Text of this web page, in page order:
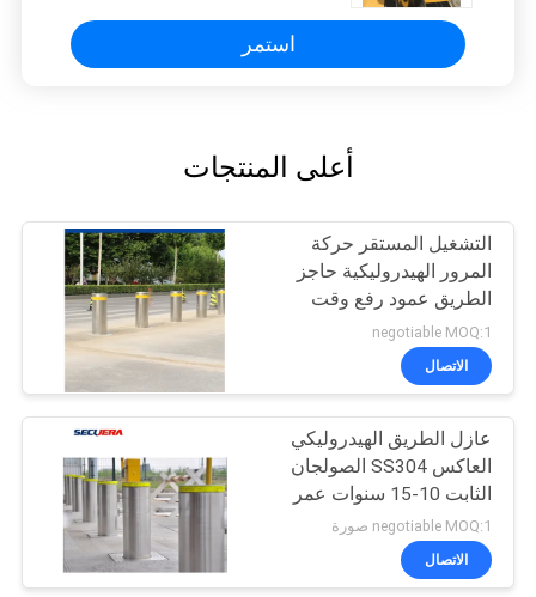
استمر
أعلى المنتجات
التشغيل المستقر حركة
المرور الهيدروليكية حاجز
الطريق عمود رفع وقت
ارتفاع قابل للتعديل
negotiable MOQ:1
الاتصال
عازل الطريق الهيدروليكي
العاكس SS304 الصولجان
الثابت 10-15 سنوات عمر
الخدمة
negotiable MOQ:1 صورة
الاتصال